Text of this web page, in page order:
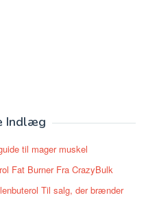
Indlæg
til mager muskel
Fat Burner Fra CrazyBulk
Til salg, der brænder